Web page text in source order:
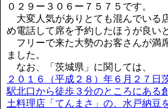
０２９ー３０６ー７５７５です。
大変人気がありとても混んでいる
め電話して席を予約したほうが良い
フリーで来た大勢のお客さんが満
ました。
なお、「茨城県」に関しては、
２０１６（平成２８）年６月２７日
駅北口から徒歩３分のところにある
土料理店「てんまさ」の、水戸納豆